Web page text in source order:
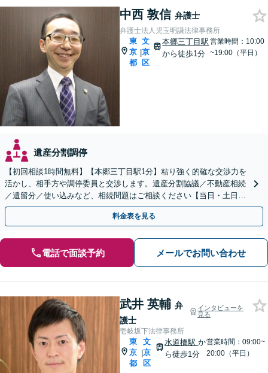
中西 敦信 弁護士
弁護士法人児玉明謙法律事務所
東
京
都
|
文
京
区
本郷三丁目駅
から徒歩1分
営業時間：10:00
~19:00（平日）
遺産分割調停
【初回相談1時間無料】【本郷三丁目駅1分】粘り強く的確な交渉力を
活かし、相手方や調停委員と交渉します。遺産分割協議／不動産相続
／遺留分／使い込みなど、相続問題はご相談ください【当日・土日対
応可】トラブル前の段階でも相談可。メール24時間受付
料金表を見る
電話で面談予約 メールでお問い合わせ
武井 英輔 弁
護士
インタビューを
見る
壱岐坂下法律事務所
東
京
都
|
文
京
区
水道橋駅 か
ら徒歩1分
営業時間：09:00~
20:00（平日）